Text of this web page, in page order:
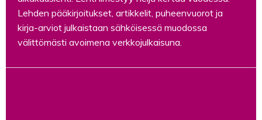
Lehden pääkirjoitukset, artikkelit, puheenvuorot ja
kirja-arviot julkaistaan sähköisessä muodossa
välittömästi avoimena verkkojulkaisuna.